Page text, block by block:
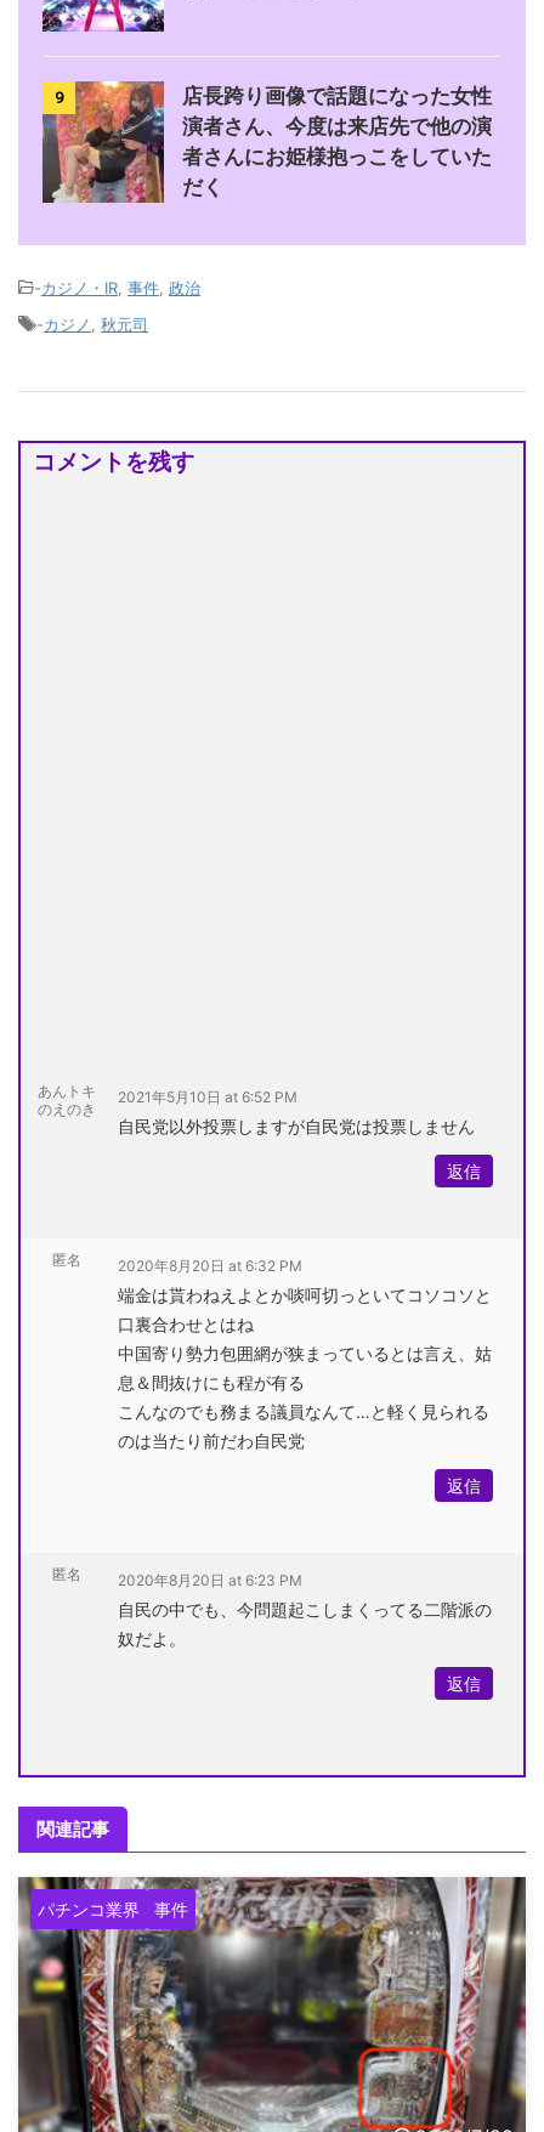
9
店長跨り画像で話題になった女性
演者さん、今度は来店先で他の演
者さんにお姫様抱っこをしていた
だく
-カジノ・IR, 事件, 政治
-カジノ, 秋元司
コメントを残す
あんトキ
のえのき
2021年5月10日 at 6:52 PM
自民党以外投票しますが自民党は投票しません
返信
匿名 2020年8月20日 at 6:32 PM
端金は貰わねえよとか啖呵切っといてコソコソと
口裏合わせとはね
中国寄り勢力包囲網が狭まっているとは言え、姑
息＆間抜けにも程が有る
こんなのでも務まる議員なんて…と軽く見られる
のは当たり前だわ自民党
返信
匿名 2020年8月20日 at 6:23 PM
自民の中でも、今問題起こしまくってる二階派の
奴だよ。
返信
関連記事
パチンコ業界 事件